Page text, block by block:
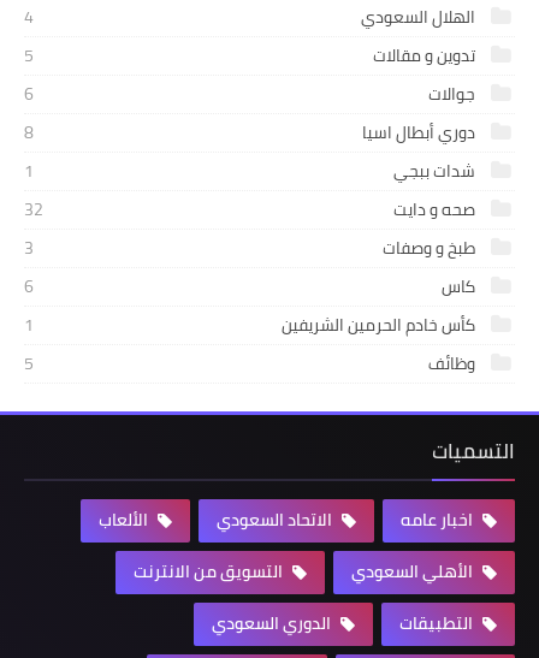
الهلال السعودي
4
تدوين و مقالات
5
جوالات
6
دوري أبطال اسيا
8
شدات ببجي
1
صحه و دايت
32
طبخ و وصفات
3
كاس
6
كأس خادم الحرمين الشريفين
1
وظائف
5
التسميات
اخبار عامه الاتحاد السعودي
الألعاب
الأهلي السعودي
التسويق من الانترنت
التطبيقات
الدوري السعودي